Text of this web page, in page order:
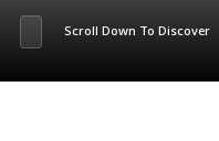
Scroll Down To Discover